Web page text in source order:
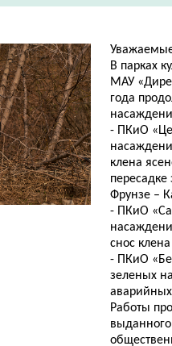
В парках
МАУ
года
- ПКиО
клена
Фрунзе –
- ПКиО
снос
- ПКиО
зеленых
Работы
выданного